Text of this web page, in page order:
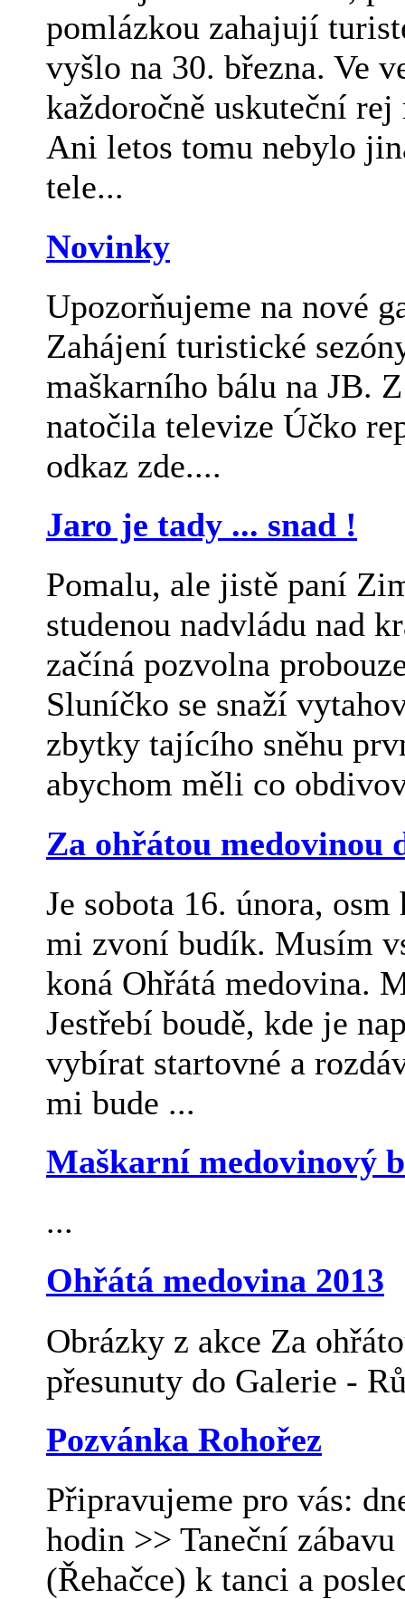
pomlázkou zahajují
vyšlo na 30. března. Ve
každoročně uskuteční rej
Ani letos tomu nebylo
tele...
Novinky
Upozorňujeme na nové
Zahájení turistické
maškarního bálu na JB.
natočila televize Účko
odkaz zde....
Jaro je tady ... snad !
Pomalu, ale jistě paní
studenou nadvládu nad
začíná pozvolna
Sluníčko se snaží
zbytky tajícího sněhu
abychom měli co
Za ohřátou medovinou
Je sobota 16. února,
mi zvoní budík. Musím
koná Ohřátá medovina.
Jestřebí boudě, kde je
vybírat startovné a
mi bude ...
Maškarní medovinový
...
Ohřátá medovina 2013
Obrázky z akce Za
přesunuty do Galerie -
Pozvánka Rohořez
Připravujeme pro vás:
hodin >> Taneční
(Řehačce) k tanci a